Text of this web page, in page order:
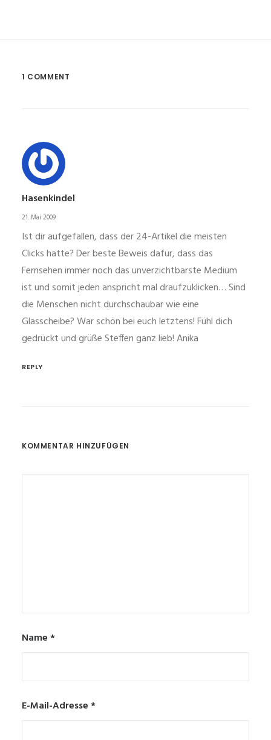
1 COMMENT
Hasenkindel
21. Mai 2009
Ist dir aufgefallen, dass der 24-Artikel die meisten
Clicks hatte? Der beste Beweis dafür, dass das
Fernsehen immer noch das unverzichtbarste Medium
ist und somit jeden anspricht mal draufzuklicken… Sind
die Menschen nicht durchschaubar wie eine
Glasscheibe? War schön bei euch letztens! Fühl dich
gedrückt und grüße Steffen ganz lieb! Anika
REPLY
KOMMENTAR HINZUFÜGEN
Name*
E-Mail-Adresse*